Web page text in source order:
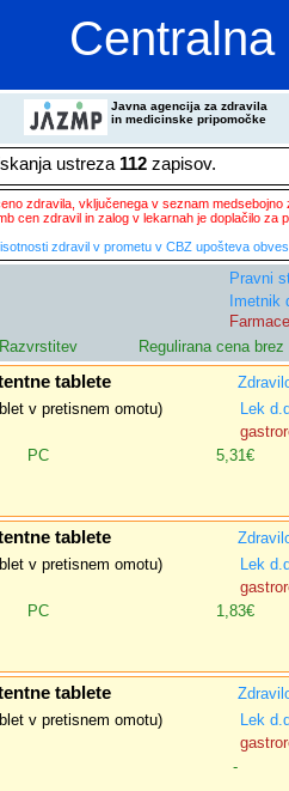
Javna agencija za zdravila
in medicinske pripomočke
ustreza 112 zapisov.
zdravila, vključenega v seznam
cen zdravil in zalog v lekarnah je doplačilo
zdravil v prometu v CBZ upošteva
Pravni
Imetnik
Razvrstitev Regulirana cena brez
tablete
v pretisnem omotu)
Lek
PC 5,31€
tablete
v pretisnem omotu)
Lek
PC 1,83€
tablete
v pretisnem omotu)
Lek
-